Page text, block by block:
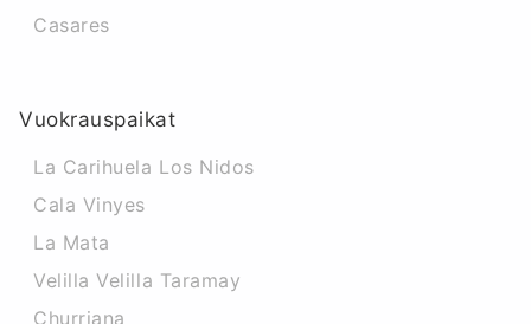
Casares
Vuokrauspaikat
La Carihuela Los Nidos
Cala Vinyes
La Mata
Velilla Velilla Taramay
Churriana